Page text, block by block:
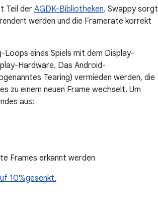
Teil derAGDK-Bibliotheken. Swappy sorgt
werden und die Framerate korrekt
Loops eines Spiels mit dem Display-
Hardware. Das Android-
Tearing) vermieden werden, die
zu einem neuen Frame wechselt. Um
aus:
Frames erkannt werden
10%gesenkt.